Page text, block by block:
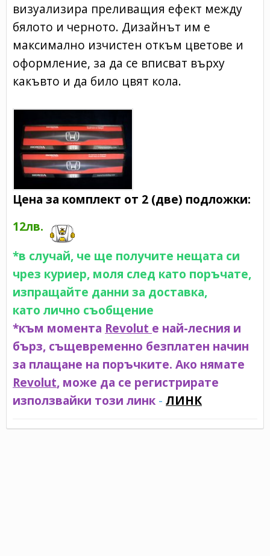
визуализира преливащия ефект между
бялото и черното. Дизайнът им е
максимално изчистен откъм цветове и
оформление, за да се вписват върху
какъвто и да било цвят кола.
Цена за комплект от 2 (две) подложки:
12лв.
*в случай, че ще получите нещата си
чрез куриер, моля след като поръчате,
изпращайте данни за доставка,
като лично съобщение
*към момента Revolut е най-лесния и
бърз, същевременно безплатен начин
за плащане на поръчките. Ако нямате
Revolut, може да се регистрирате
използвайки този линк - ЛИНК